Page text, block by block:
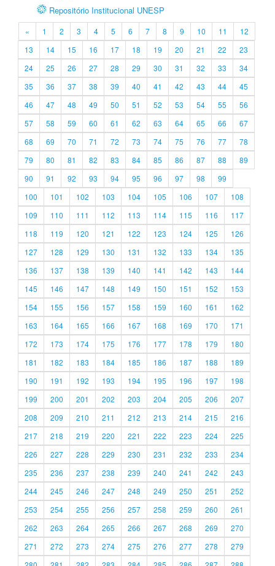
Repositório Institucional UNESP
« 1 2 3 4 5 6 7 8 9 10 11
12
13
14 15 16 17 18 19 20 21 22
23
24
25 26 27 28 29 30 31 32 33
34
35
36 37 38 39 40 41 42 43 44
45
46
47 48 49 50 51 52 53 54 55
56
57
58 59 60 61 62 63 64 65 66
67
68
69 70 71 72 73 74 75 76 77
78
79
80 81 82 83 84 85 86 87 88
89
90
91 92 93 94 95 96 97 98
99
100
101 102 103 104 105 106 107
108
109
110 111 112 113 114 115 116
117
118
119 120 121 122 123 124 125
126
127
128 129 130 131 132 133 134
135
136
137 138 139 140 141 142 143
144
145
146 147 148 149 150 151 152
153
154
155 156 157 158 159 160 161
162
163
164 165 166 167 168 169 170
171
172
173 174 175 176 177 178 179
180
181
182 183 184 185 186 187 188
189
190
191 192 193 194 195 196 197
198
199
200 201 202 203 204 205 206
207
208
209 210 211 212 213 214 215
216
217
218 219 220 221 222 223 224
225
226
227 228 229 230 231 232 233
234
235
236 237 238 239 240 241 242
243
244
245 246 247 248 249 250 251
252
253
254 255 256 257 258 259 260
261
262
263 264 265 266 267 268 269
270
271
272 273 274 275 276 277 278
279